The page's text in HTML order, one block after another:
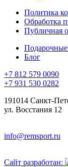
Политика
Обработка
Публичная
Блог
+7 812 579 0090
+7 931 530 0282
191014 Санкт-
ул. Восстания 12
info@remsport.ru
Сайт разработан: